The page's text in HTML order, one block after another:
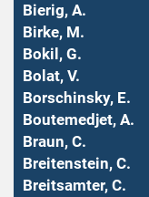
Bierig, A.
Birke, M.
Bokil, G.
Bolat, V.
Borschinsky, E.
Boutemedjet, A.
Braun, C.
Breitenstein, C.
Breitsamter, C.